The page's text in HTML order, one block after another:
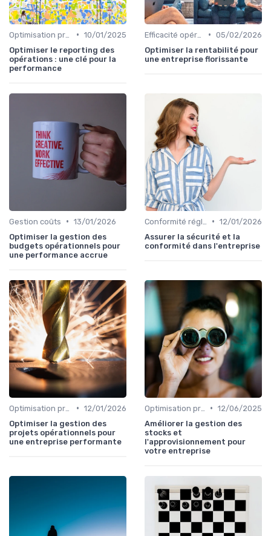
• 10/01/2025
Optimiser le reporting des
opérations : une clé pour la
performance
• 05/02/2026
Optimiser la rentabilité pour
une entreprise florissante
Gestion coûts • 13/01/2026
Optimiser la gestion des
budgets opérationnels pour
une performance accrue
• 12/01/2026
Assurer la sécurité et la
conformité dans l'entreprise
• 12/01/2026
Optimiser la gestion des
projets opérationnels pour
une entreprise performante
• 12/06/2025
Améliorer la gestion des
stocks et
l'approvisionnement pour
votre entreprise